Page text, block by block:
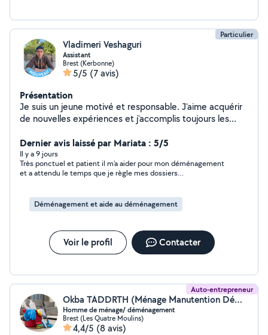
Particulier
Vladimeri Veshaguri
Assistant
Brest (Kerbonne)
5/5 (7 avis)
Présentation
Je suis un jeune motivé et responsable. J'aime acquérir
de nouvelles expériences et j'accomplis toujours les
effectuer différentes petites tâches, je suis sociable et
j'apprends rapidement de nouvelles choses.
Dernier avis laissé par Mariata : 5/5
Il y a 9 jours
Très ponctuel et patient il m’a aider pour mon déménagement
et a attendu le temps que je règle mes dossiers
Déménagement et aide au déménagement
Voir le profil Contacter
Auto-entrepreneur
Okba TADDRTH (Ménage Manutention Déménagement)
Homme de ménage/ déménagement
Brest (Les Quatre Moulins)
4,4/5 (8 avis)